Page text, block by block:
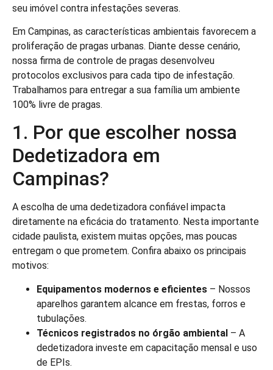
seu imóvel contra infestações severas.
Em Campinas, as características ambientais favorecem a
proliferação de pragas urbanas. Diante desse cenário,
nossa firma de controle de pragas desenvolveu
protocolos exclusivos para cada tipo de infestação.
Trabalhamos para entregar a sua família um ambiente
100% livre de pragas.
1. Por que escolher nossa
Dedetizadora em
Campinas?
A escolha de uma dedetizadora confiável impacta
diretamente na eficácia do tratamento. Nesta importante
cidade paulista, existem muitas opções, mas poucas
entregam o que prometem. Confira abaixo os principais
motivos:
Equipamentos modernos e eficientes – Nossos
aparelhos garantem alcance em frestas, forros e
tubulações.
Técnicos registrados no órgão ambiental – A
dedetizadora investe em capacitação mensal e uso
de EPIs.